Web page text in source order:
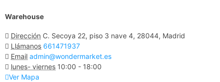
Warehouse
Dirección C. Secoya 22, piso 3 nave 4, 28044, Madrid
Llámanos 661471937
Email admin@wondermarket.es
lunes- viernes 10:00 - 18:00
Ver Mapa